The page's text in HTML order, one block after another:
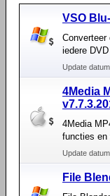
VSO
Converteer
iedere
Update
4Media
4Media
functies en
Update
File